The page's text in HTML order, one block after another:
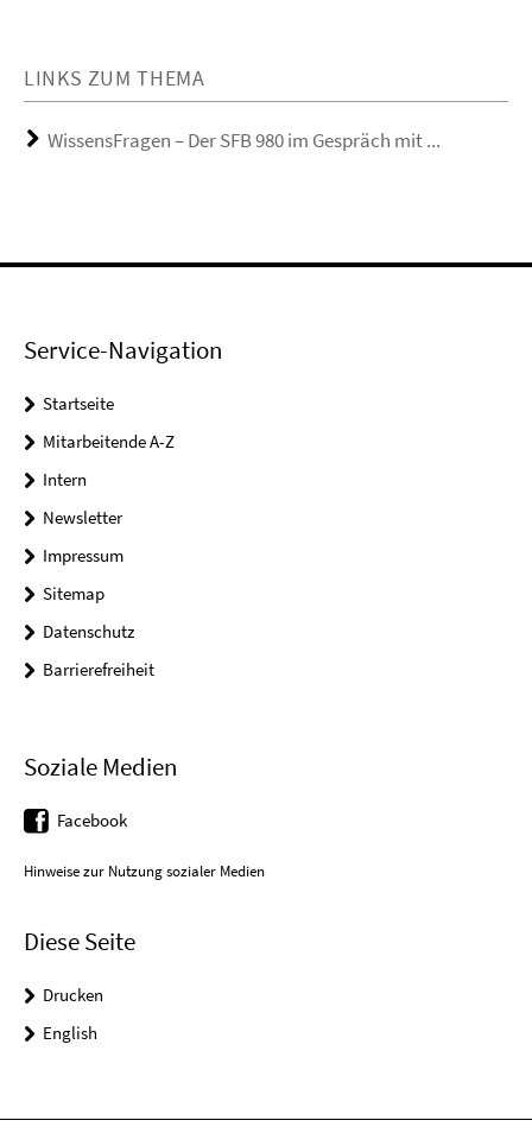
LINKS ZUM THEMA
WissensFragen – Der SFB 980 im Gespräch mit ...
Service-Navigation
Startseite
Mitarbeitende A-Z
Intern
Newsletter
Impressum
Sitemap
Datenschutz
Barrierefreiheit
Soziale Medien
Facebook
Hinweise zur Nutzung sozialer Medien
Diese Seite
Drucken
English